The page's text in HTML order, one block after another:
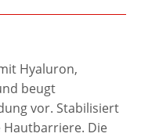
Hyaluron,
beugt
vor. Stabilisiert
Die